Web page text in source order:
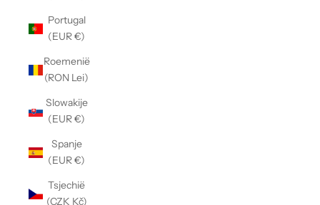
Portugal
(EUR €)
Roemenië
(RON Lei)
Slowakije
(EUR €)
Spanje
(EUR €)
Tsjechië
(CZK Kč)